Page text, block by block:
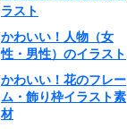
ラスト
かわいい！人物（女
性・男性）のイラスト
かわいい！花のフレー
ム・飾り枠イラスト素
材